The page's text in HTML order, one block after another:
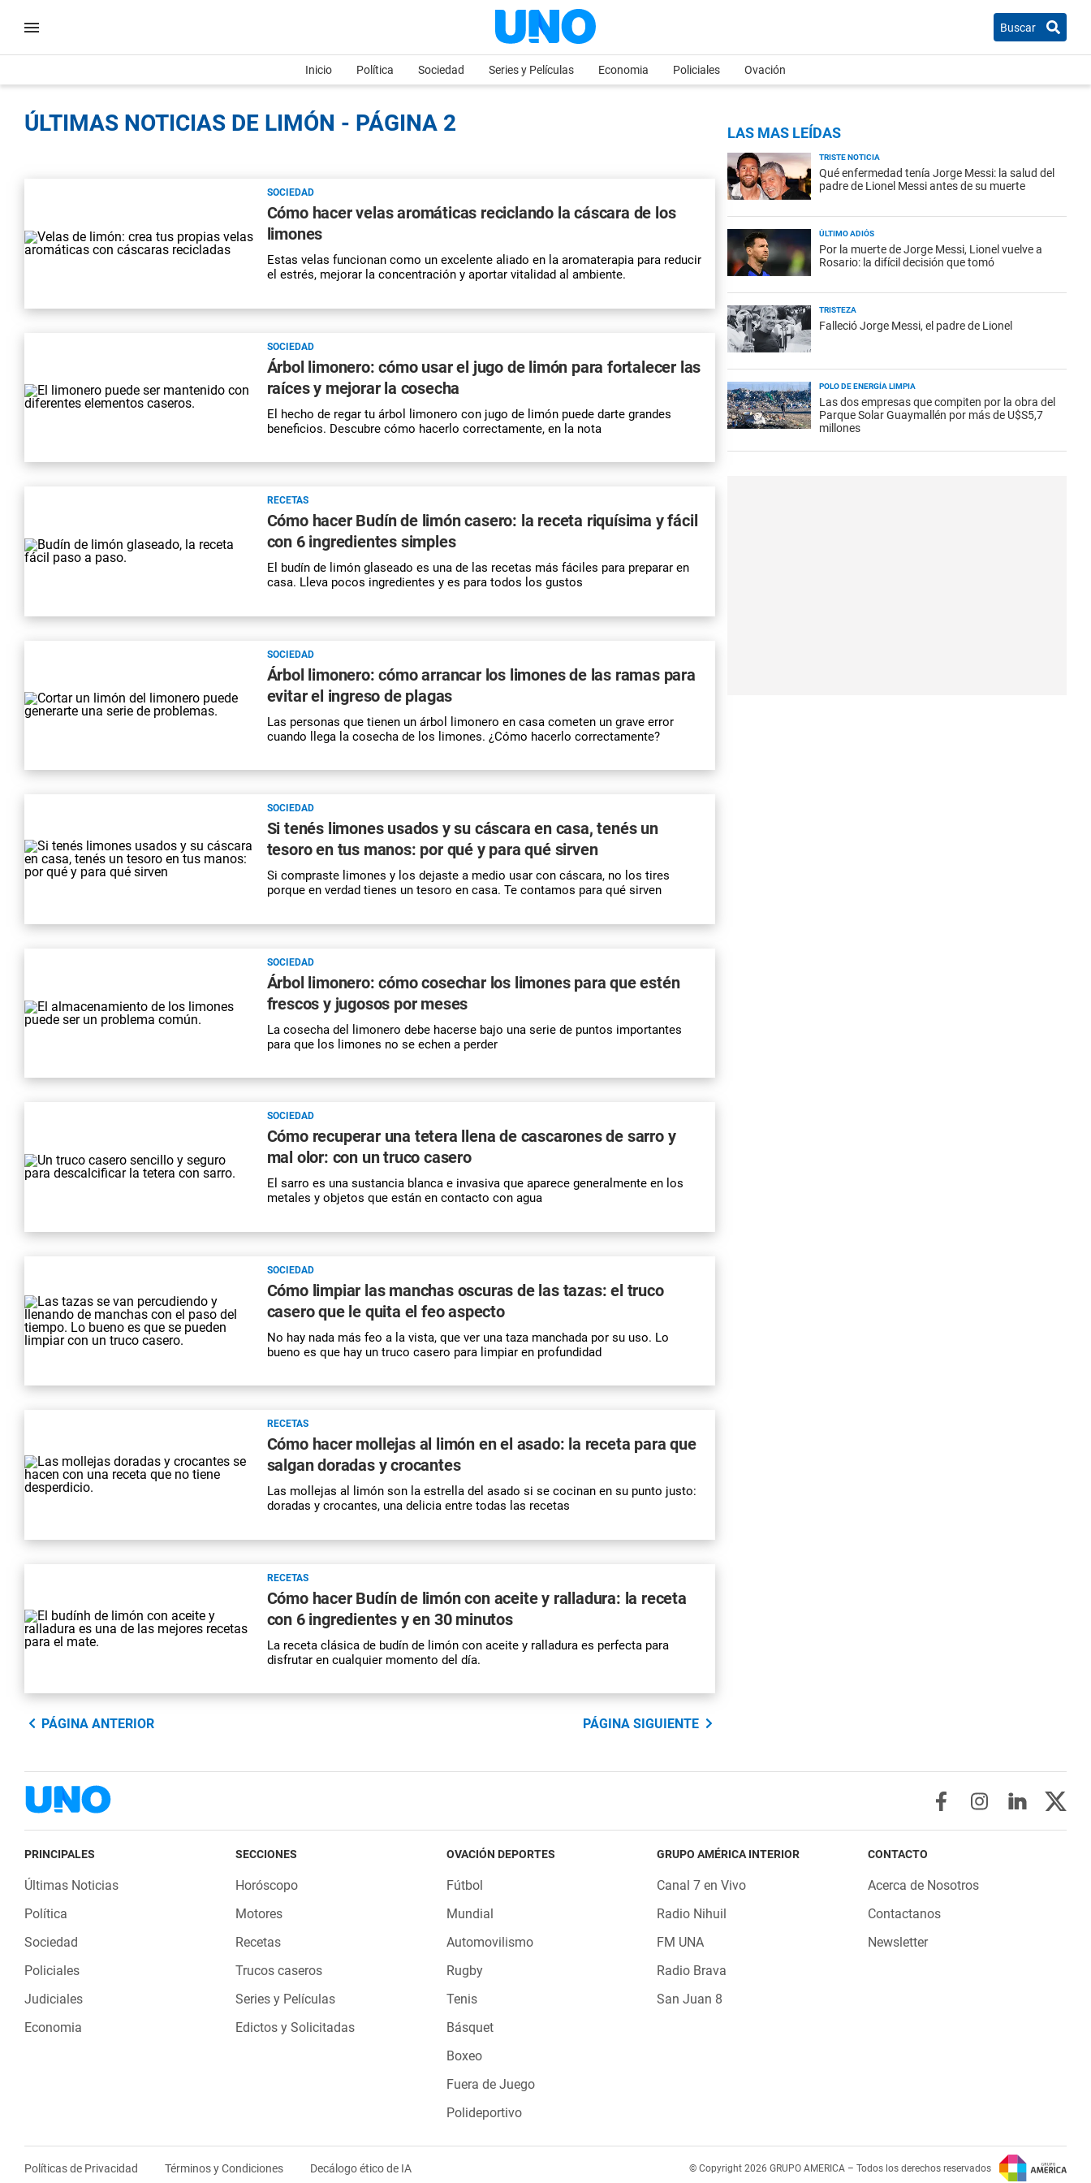
Buscar
Inicio Política Sociedad Series y Películas Economia Policiales Ovación
ÚLTIMAS NOTICIAS DE LIMÓN - PÁGINA 2
SOCIEDAD
Cómo hacer velas aromáticas reciclando la cáscara de los
limones
Estas velas funcionan como un excelente aliado en la aromaterapia para reducir
el estrés, mejorar la concentración y aportar vitalidad al ambiente.
SOCIEDAD
Árbol limonero: cómo usar el jugo de limón para fortalecer las
raíces y mejorar la cosecha
El hecho de regar tu árbol limonero con jugo de limón puede darte grandes
beneficios. Descubre cómo hacerlo correctamente, en la nota
RECETAS
Cómo hacer Budín de limón casero: la receta riquísima y fácil
con 6 ingredientes simples
El budín de limón glaseado es una de las recetas más fáciles para preparar en
casa. Lleva pocos ingredientes y es para todos los gustos
SOCIEDAD
Árbol limonero: cómo arrancar los limones de las ramas para
evitar el ingreso de plagas
Las personas que tienen un árbol limonero en casa cometen un grave error
cuando llega la cosecha de los limones. ¿Cómo hacerlo correctamente?
SOCIEDAD
Si tenés limones usados y su cáscara en casa, tenés un
tesoro en tus manos: por qué y para qué sirven
Si compraste limones y los dejaste a medio usar con cáscara, no los tires
porque en verdad tienes un tesoro en casa. Te contamos para qué sirven
SOCIEDAD
Árbol limonero: cómo cosechar los limones para que estén
frescos y jugosos por meses
La cosecha del limonero debe hacerse bajo una serie de puntos importantes
para que los limones no se echen a perder
SOCIEDAD
Cómo recuperar una tetera llena de cascarones de sarro y
mal olor: con un truco casero
El sarro es una sustancia blanca e invasiva que aparece generalmente en los
metales y objetos que están en contacto con agua
SOCIEDAD
Cómo limpiar las manchas oscuras de las tazas: el truco
casero que le quita el feo aspecto
No hay nada más feo a la vista, que ver una taza manchada por su uso. Lo
bueno es que hay un truco casero para limpiar en profundidad
RECETAS
Cómo hacer mollejas al limón en el asado: la receta para que
salgan doradas y crocantes
Las mollejas al limón son la estrella del asado si se cocinan en su punto justo:
doradas y crocantes, una delicia entre todas las recetas
RECETAS
Cómo hacer Budín de limón con aceite y ralladura: la receta
con 6 ingredientes y en 30 minutos
La receta clásica de budín de limón con aceite y ralladura es perfecta para
disfrutar en cualquier momento del día.
PÁGINA ANTERIOR PÁGINA SIGUIENTE
LAS MAS LEÍDAS
TRISTE NOTICIA
Qué enfermedad tenía Jorge Messi: la salud del
padre de Lionel Messi antes de su muerte
ÚLTIMO ADIÓS
Por la muerte de Jorge Messi, Lionel vuelve a
Rosario: la difícil decisión que tomó
TRISTEZA
Falleció Jorge Messi, el padre de Lionel
POLO DE ENERGÍA LIMPIA
Las dos empresas que compiten por la obra del
Parque Solar Guaymallén por más de U$S5,7
millones
PRINCIPALES
Últimas Noticias
Política
Sociedad
Policiales
Judiciales
Economia
SECCIONES
Horóscopo
Motores
Recetas
Trucos caseros
Series y Películas
Edictos y Solicitadas
OVACIÓN DEPORTES
Fútbol
Mundial
Automovilismo
Rugby
Tenis
Básquet
Boxeo
Fuera de Juego
Polideportivo
GRUPO AMÉRICA INTERIOR
Canal 7 en Vivo
Radio Nihuil
FM UNA
Radio Brava
San Juan 8
CONTACTO
Acerca de Nosotros
Contactanos
Newsletter
Políticas de Privacidad Términos y Condiciones Decálogo ético de IA © Copyright 2026 GRUPO AMERICA – Todos los derechos reservados